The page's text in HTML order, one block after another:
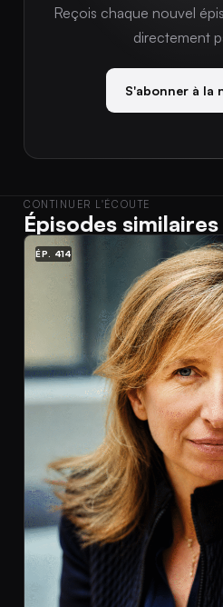
Reçois chaque nouvel
directement
S'abonner à la
CONTINUER L'ÉCOUTE
Épisodes similaires
ÉP. 414